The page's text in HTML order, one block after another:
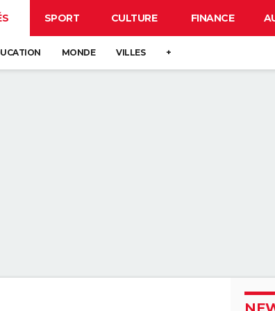
SPORT CULTURE FINANCE
MONDE VILLES +